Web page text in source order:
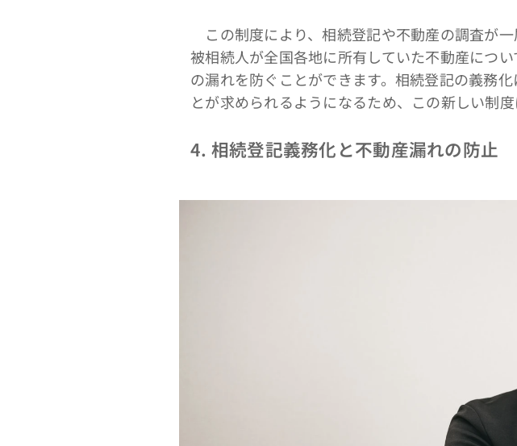
この制度により、相続登記や不動産の調査が一
被相続人が全国各地に所有していた不動産につ
の漏れを防ぐことができます。相続登記の義務
とが求められるようになるため、この新しい制
4. 相続登記義務化と不動産漏れの防止